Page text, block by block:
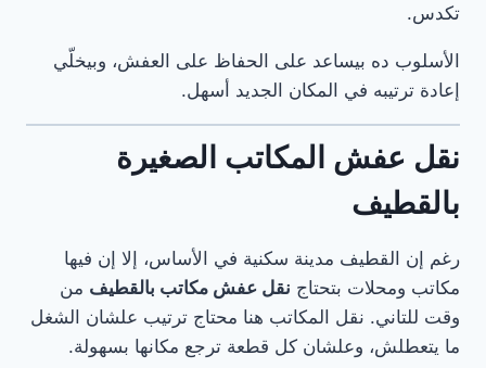
تكدس.
الأسلوب ده بيساعد على الحفاظ على العفش، وبيخلّي
إعادة ترتيبه في المكان الجديد أسهل.
نقل عفش المكاتب الصغيرة
بالقطيف
رغم إن القطيف مدينة سكنية في الأساس، إلا إن فيها
مكاتب ومحلات بتحتاج نقل عفش مكاتب بالقطيف من
وقت للتاني. نقل المكاتب هنا محتاج ترتيب علشان الشغل
ما يتعطلش، وعلشان كل قطعة ترجع مكانها بسهولة.